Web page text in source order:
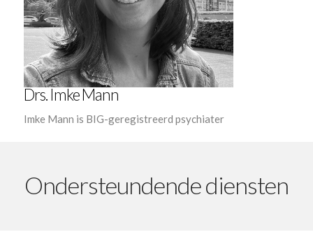
Drs. Imke Mann
Imke Mann is BIG-geregistreerd psychiater
Ondersteundende diensten